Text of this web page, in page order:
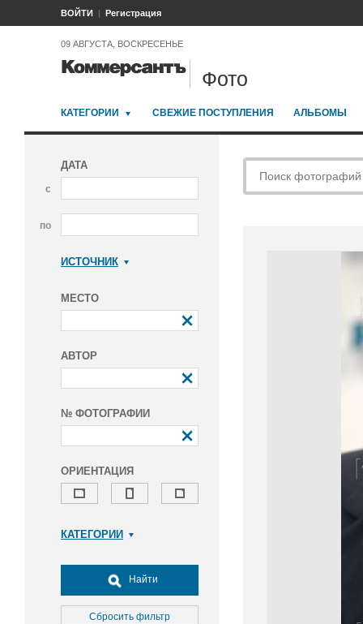
ВОЙТИ Регистрация
09 АВГУСТА, ВОСКРЕСЕНЬЕ
Фото
КАТЕГОРИИ СВЕЖИЕ ПОСТУПЛЕНИЯ АЛЬБОМЫ
ДАТА
с
по
ИСТОЧНИК
МЕСТО
АВТОР
№ ФОТОГРАФИИ
ОРИЕНТАЦИЯ
КАТЕГОРИИ
Досуг, туризм и отдых
Культура
Медицина
Найти
Сбросить фильтр